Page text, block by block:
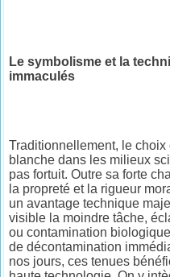
Le symbolisme et la
immaculés
Traditionnellement, le
blanche dans les milieux
pas fortuit. Outre sa forte
la propreté et la rigueur
un avantage technique
visible la moindre tâche,
ou contamination
de décontamination
nos jours, ces tenues